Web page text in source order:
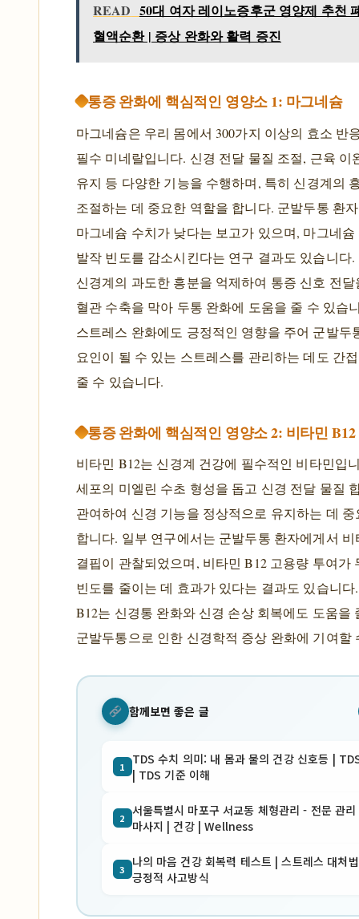
READ 50대 여자 레이노증후군 영양제 추천
혈액순환 | 증상 완화와 활력 증진
통증 완화에 핵심적인 영양소 1: 마그네슘
마그네슘은 우리 몸에서 300가지 이상의 효소 반
필수 미네랄입니다. 신경 전달 물질 조절, 근육 이
유지 등 다양한 기능을 수행하며, 특히 신경계의
조절하는 데 중요한 역할을 합니다. 군발두통 환
마그네슘 수치가 낮다는 보고가 있으며, 마그네
발작 빈도를 감소시킨다는 연구 결과도 있습니다
신경계의 과도한 흥분을 억제하여 통증 신호 전
혈관 수축을 막아 두통 완화에 도움을 줄 수 있습
스트레스 완화에도 긍정적인 영향을 주어 군발두
요인이 될 수 있는 스트레스를 관리하는 데도 간
줄 수 있습니다.
통증 완화에 핵심적인 영양소 2: 비타민 B12
비타민 B12는 신경계 건강에 필수적인 비타민입
세포의 미엘린 수초 형성을 돕고 신경 전달 물질
관여하여 신경 기능을 정상적으로 유지하는 데
합니다. 일부 연구에서는 군발두통 환자에게서 비
결핍이 관찰되었으며, 비타민 B12 고용량 투여가
빈도를 줄이는 데 효과가 있다는 결과도 있습니
B12는 신경통 완화와 신경 손상 회복에도 도움을
군발두통으로 인한 신경학적 증상 완화에 기여할
함께보면 좋은 글
1 TDS 수치 의미: 내 몸과 물의 건강 신호등 |
| TDS 기준 이해
2 서울특별시 마포구 서교동 체형관리 - 전문 관
마사지 | 건강 | Wellness
3 나의 마음 건강 회복력 테스트 | 스트레스 대처
긍정적 사고방식